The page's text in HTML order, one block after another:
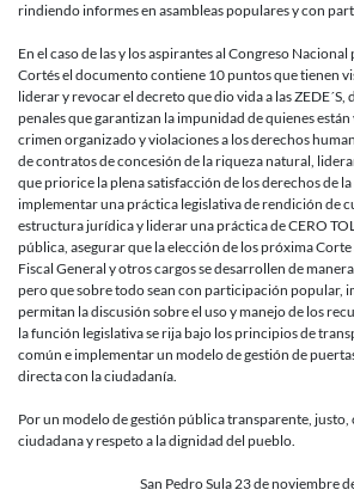
rindiendo informes en asambleas populares y con
En el caso de las y los aspirantes al Congreso
Cortés el documento contiene 10 puntos que tienen
liderar y revocar el decreto que dio vida a las ZEDE´S,
penales que garantizan la impunidad de quienes
crimen organizado y violaciones a los derechos
de contratos de concesión de la riqueza natural,
que priorice la plena satisfacción de los derechos de
implementar una práctica legislativa de rendición de
estructura jurídica y liderar una práctica de CERO
pública, asegurar que la elección de los próxima Corte
Fiscal General y otros cargos se desarrollen de
pero que sobre todo sean con participación popular,
permitan la discusión sobre el uso y manejo de los
la función legislativa se rija bajo los principios de
común e implementar un modelo de gestión de
directa con la ciudadanía.
Por un modelo de gestión pública transparente,
ciudadana y respeto a la dignidad del pueblo.
San Pedro Sula 23 de noviembre